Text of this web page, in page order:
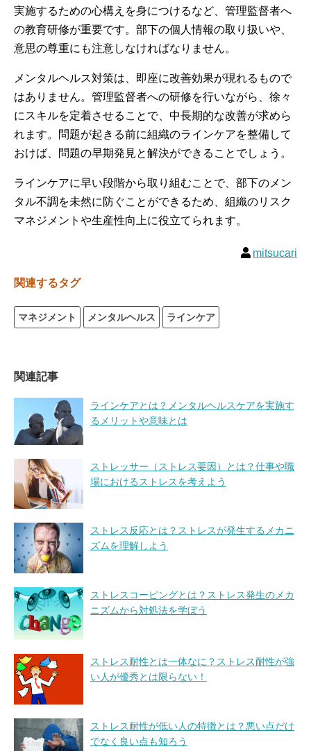
実施するための心構えを身につけるなど、管理監督者へ
の教育研修が重要です。部下の個人情報の取り扱いや、
意思の尊重にも注意しなければなりません。
メンタルヘルス対策は、即座に改善効果が現れるもので
はありません。管理監督者への研修を行いながら、徐々
にスキルを定着させることで、中長期的な改善が求めら
れます。問題が起きる前に組織のラインケアを整備して
おけば、問題の早期発見と解決ができることでしょう。
ラインケアに早い段階から取り組むことで、部下のメン
タル不調を未然に防ぐことができるため、組織のリスク
マネジメントや生産性向上に役立てられます。
mitsucari
関連するタグ
マネジメント メンタルヘルス ラインケア
関連記事
ラインケアとは？メンタルヘルスケアを実施す
るメリットや意味とは
ストレッサー（ストレス要因）とは？仕事や職
場におけるストレスを考えよう
ストレス反応とは？ストレスが発生するメカニ
ズムを理解しよう
ストレスコーピングとは？ストレス発生のメカ
ニズムから対処法を学ぼう
ストレス耐性とは一体なに？ストレス耐性が強
い人が優秀とは限らない！
ストレス耐性が低い人の特徴とは？悪い点だけ
でなく良い点も知ろう